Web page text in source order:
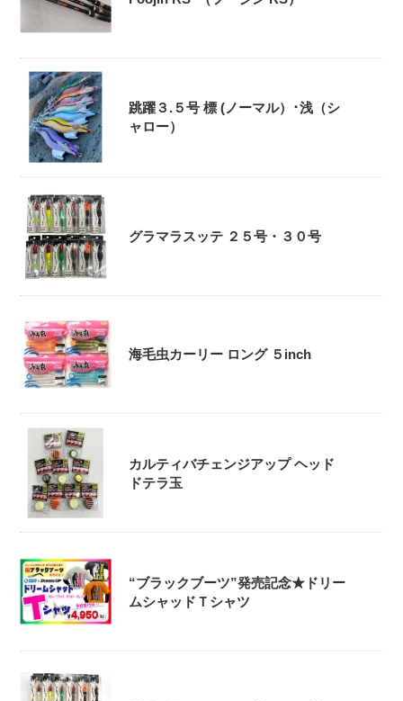
跳躍３.５号 標 (ノーマル）･浅（シ
ャロー）
グラマラスッテ ２５号・３０号
海毛虫カーリー ロング ５inch
カルティバチェンジアップ ヘッド
ドテラ玉
“ブラックブーツ”発売記念★ドリー
ムシャッドＴシャツ